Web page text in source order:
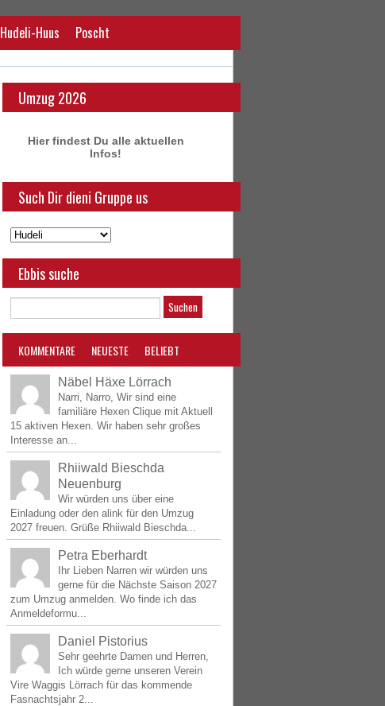
Hudeli-Huus Poscht
Umzug 2026
Hier findest Du alle aktuellen
Infos!
Such Dir dieni Gruppe us
Ebbis suche
KOMMENTARE NEUESTE BELIEBT
Näbel Häxe Lörrach
Narri, Narro, Wir sind eine
familiäre Hexen Clique mit Aktuell
15 aktiven Hexen. Wir haben sehr großes
Interesse an...
Rhiiwald Bieschda
Neuenburg
Wir würden uns über eine
Einladung oder den alink für den Umzug
2027 freuen. Grüße Rhiiwald Bieschda...
Petra Eberhardt
Ihr Lieben Narren wir würden uns
gerne für die Nächste Saison 2027
zum Umzug anmelden. Wo finde ich das
Anmeldeformu...
Daniel Pistorius
Sehr geehrte Damen und Herren,
Ich würde gerne unseren Verein
Vire Waggis Lörrach für das kommende
Fasnachtsjahr 2...